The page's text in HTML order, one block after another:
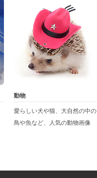
動物
愛らしい犬や猫、大自然の中の
鳥や魚など、人気の動物画像